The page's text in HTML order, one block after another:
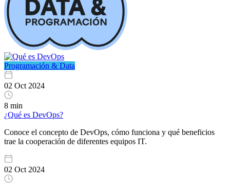
Programación & Data
02 Oct 2024
8 min
¿Qué es DevOps?
Conoce el concepto de DevOps, cómo funciona y qué beneficios
trae la cooperación de diferentes equipos IT.
02 Oct 2024